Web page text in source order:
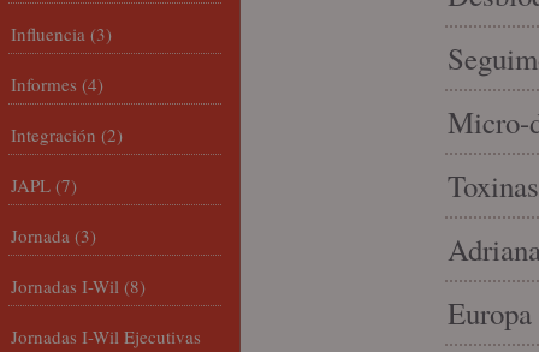
Micro-
Influencia (3)
Informes (4)
Integración (2)
JAPL (7)
Jornada (3)
Jornadas I-Wil (8)
Jornadas I-Wil Ejecutivas